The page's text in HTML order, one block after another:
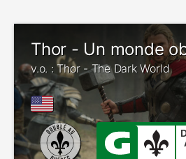
Thor - Un monde
v.o. : Thor - The Dark World